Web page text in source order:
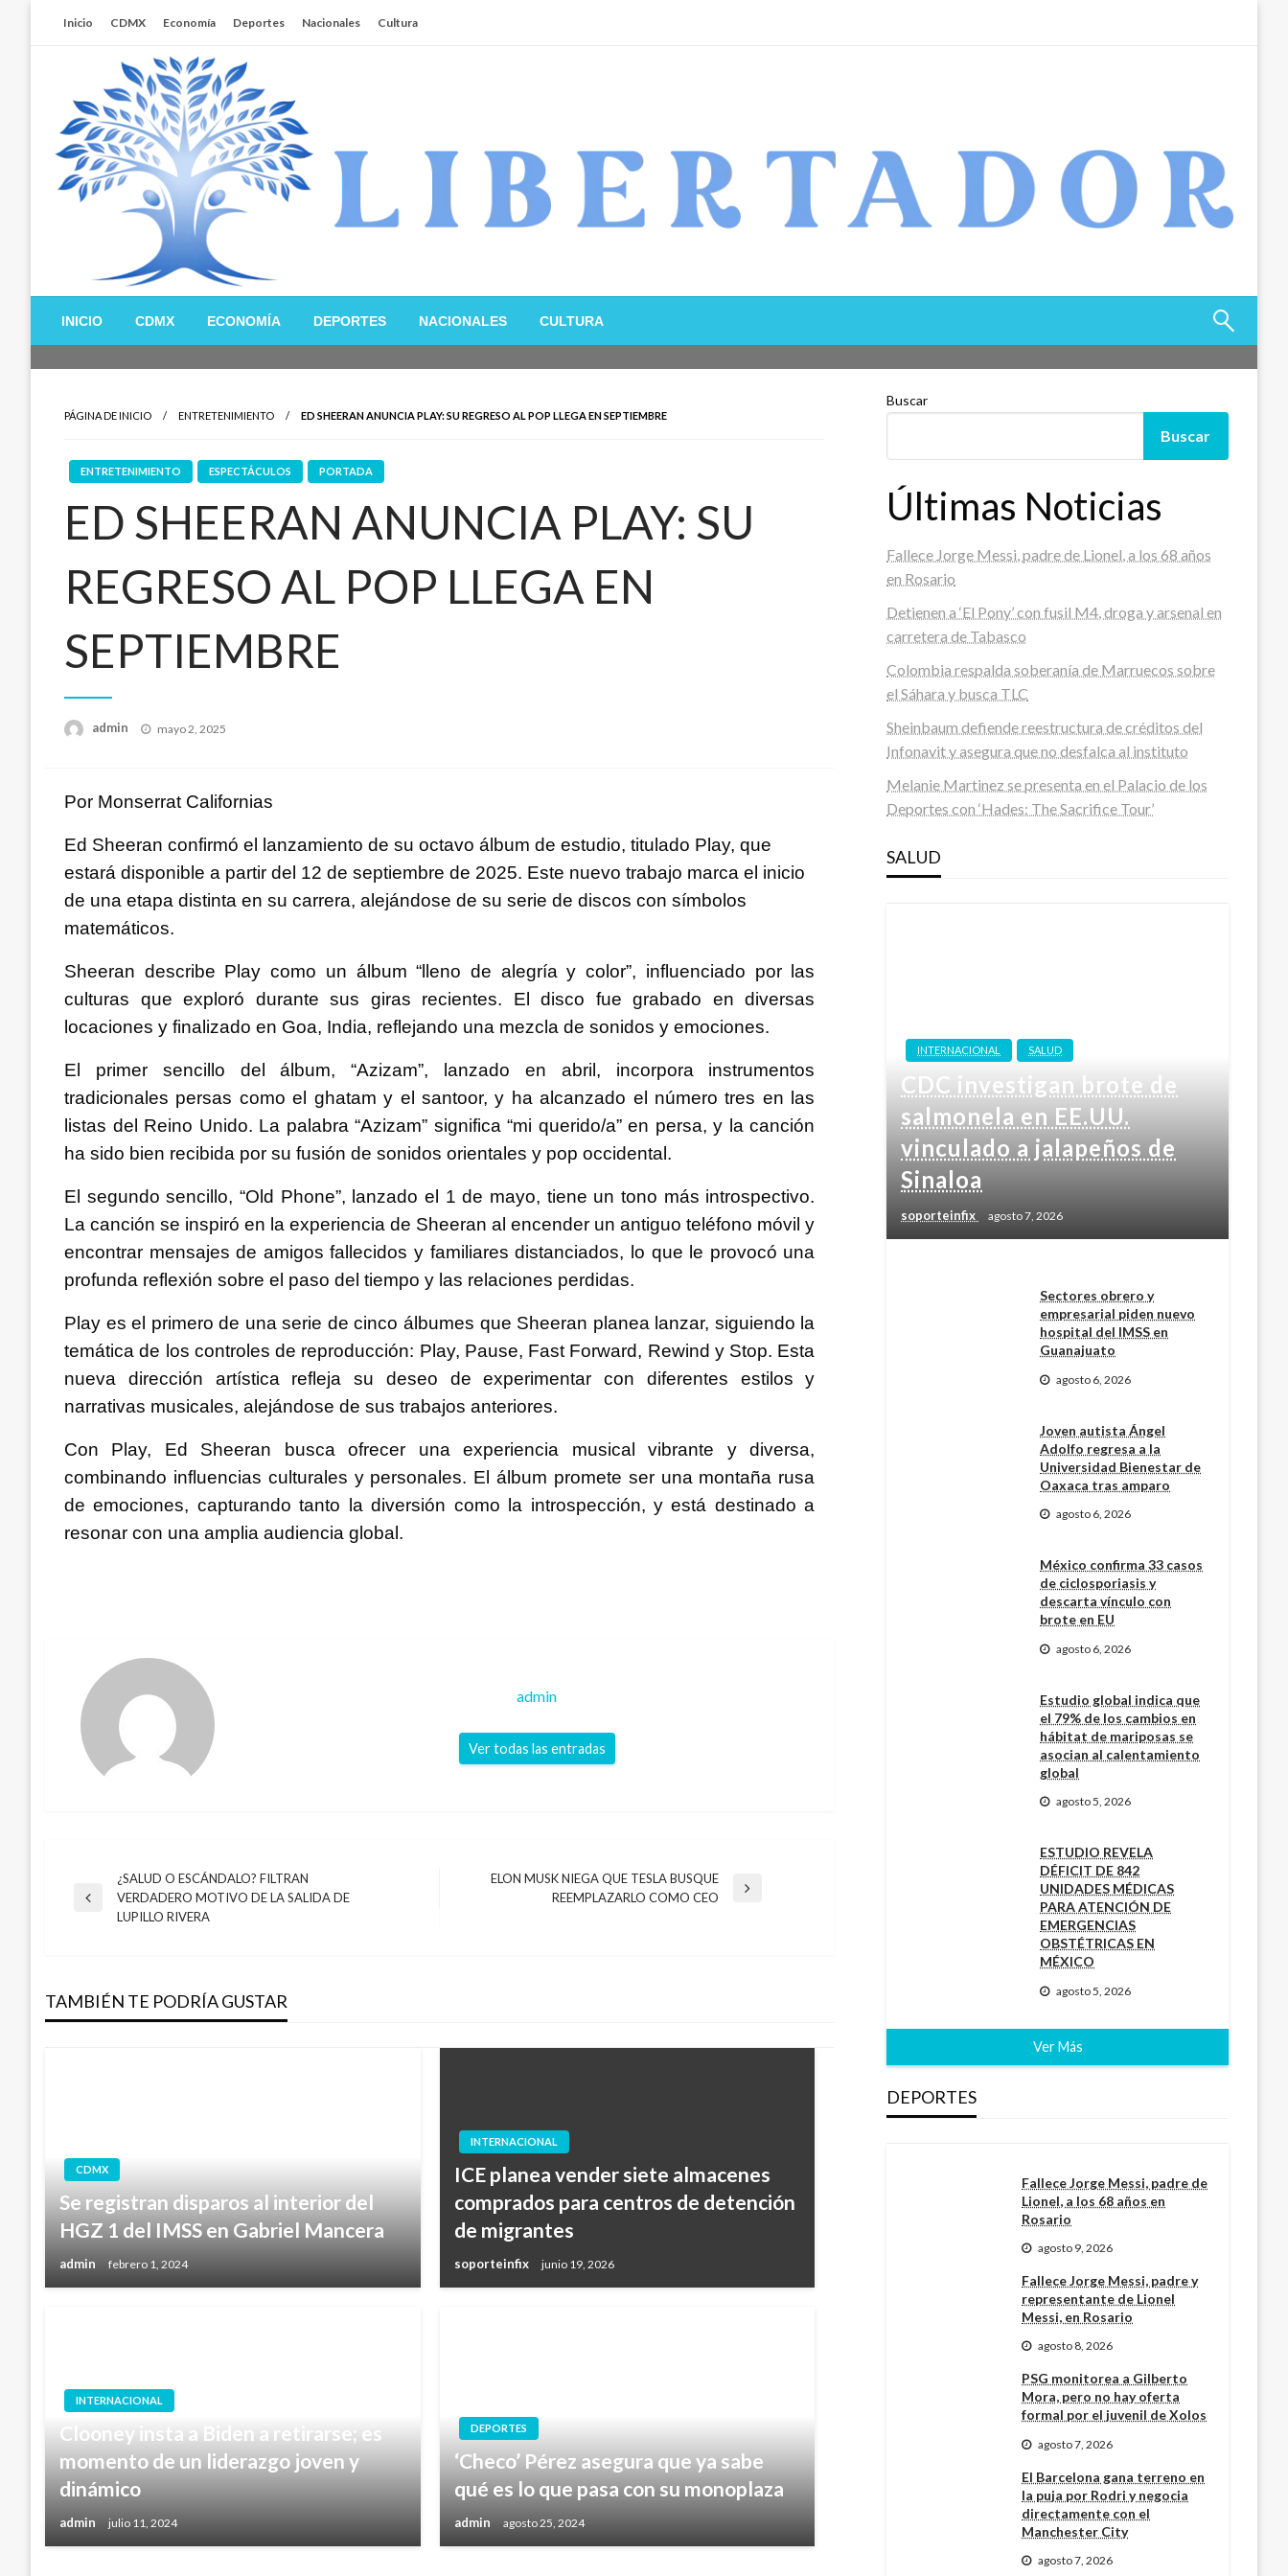
Inicio CDMX Economía Deportes Nacionales Cultura
Libertador MX
INICIO CDMX ECONOMÍA DEPORTES NACIONALES CULTURA
PÁGINA DE INICIO ENTRETENIMIENTO ED SHEERAN ANUNCIA PLAY: SU REGRESO AL POP LLEGA EN SEPTIEMBRE
ENTRETENIMIENTO ESPECTÁCULOS PORTADA
ED SHEERAN ANUNCIA PLAY: SU
REGRESO AL POP LLEGA EN
SEPTIEMBRE
admin
Publicado
mayo 2, 2025
Por Monserrat Californias
Ed Sheeran confirmó el lanzamiento de su octavo álbum de estudio, titulado Play, que
estará disponible a partir del 12 de septiembre de 2025. Este nuevo trabajo marca el inicio
de una etapa distinta en su carrera, alejándose de su serie de discos con símbolos
matemáticos.
Sheeran describe Play como un álbum “lleno de alegría y color”, influenciado por las
culturas que exploró durante sus giras recientes. El disco fue grabado en diversas
locaciones y finalizado en Goa, India, reflejando una mezcla de sonidos y emociones.
El primer sencillo del álbum, “Azizam”, lanzado en abril, incorpora instrumentos
tradicionales persas como el ghatam y el santoor, y ha alcanzado el número tres en las
listas del Reino Unido. La palabra “Azizam” significa “mi querido/a” en persa, y la canción
ha sido bien recibida por su fusión de sonidos orientales y pop occidental.
El segundo sencillo, “Old Phone”, lanzado el 1 de mayo, tiene un tono más introspectivo.
La canción se inspiró en la experiencia de Sheeran al encender un antiguo teléfono móvil y
encontrar mensajes de amigos fallecidos y familiares distanciados, lo que le provocó una
profunda reflexión sobre el paso del tiempo y las relaciones perdidas.
Play es el primero de una serie de cinco álbumes que Sheeran planea lanzar, siguiendo la
temática de los controles de reproducción: Play, Pause, Fast Forward, Rewind y Stop. Esta
nueva dirección artística refleja su deseo de experimentar con diferentes estilos y
narrativas musicales, alejándose de sus trabajos anteriores.
Con Play, Ed Sheeran busca ofrecer una experiencia musical vibrante y diversa,
combinando influencias culturales y personales. El álbum promete ser una montaña rusa
de emociones, capturando tanto la diversión como la introspección, y está destinado a
resonar con una amplia audiencia global.
admin
Ver todas las entradas
Navegación
entradas
Entrada
anterior
¿SALUD O ESCÁNDALO? FILTRAN
VERDADERO MOTIVO DE LA SALIDA DE
LUPILLO RIVERA
ELON MUSK NIEGA QUE TESLA BUSQUE
REEMPLAZARLO COMO CEO
TAMBIÉN TE PODRÍA GUSTAR
CDMX
Se registran disparos al interior del
HGZ 1 del IMSS en Gabriel Mancera
admin febrero 1, 2024
INTERNACIONAL
ICE planea vender siete almacenes
comprados para centros de detención
de migrantes
soporteinfix junio 19, 2026
INTERNACIONAL
Clooney insta a Biden a retirarse; es
momento de un liderazgo joven y
dinámico
admin julio 11, 2024
DEPORTES
‘Checo’ Pérez asegura que ya sabe
qué es lo que pasa con su monoplaza
admin agosto 25, 2024
Buscar
Buscar
Últimas Noticias
Fallece Jorge Messi, padre de Lionel, a los 68 años
en Rosario
Detienen a ‘El Pony’ con fusil M4, droga y arsenal en
carretera de Tabasco
Colombia respalda soberanía de Marruecos sobre
el Sáhara y busca TLC
Sheinbaum defiende reestructura de créditos del
Infonavit y asegura que no desfalca al instituto
Melanie Martinez se presenta en el Palacio de los
Deportes con ‘Hades: The Sacrifice Tour’
SALUD
INTERNACIONAL SALUD
CDC investigan brote de
salmonela en EE.UU.
vinculado a jalapeños de
Sinaloa
soporteinfix agosto 7, 2026
Sectores obrero y
empresarial piden nuevo
hospital del IMSS en
Guanajuato
agosto 6, 2026
Joven autista Ángel
Adolfo regresa a la
Universidad Bienestar de
Oaxaca tras amparo
agosto 6, 2026
México confirma 33 casos
de ciclosporiasis y
descarta vínculo con
brote en EU
agosto 6, 2026
Estudio global indica que
el 79% de los cambios en
hábitat de mariposas se
asocian al calentamiento
global
agosto 5, 2026
ESTUDIO REVELA
DÉFICIT DE 842
UNIDADES MÉDICAS
PARA ATENCIÓN DE
EMERGENCIAS
OBSTÉTRICAS EN
MÉXICO
agosto 5, 2026
Ver Más
DEPORTES
Fallece Jorge Messi, padre de
Lionel, a los 68 años en
Rosario
agosto 9, 2026
Fallece Jorge Messi, padre y
representante de Lionel
Messi, en Rosario
agosto 8, 2026
PSG monitorea a Gilberto
Mora, pero no hay oferta
formal por el juvenil de Xolos
agosto 7, 2026
El Barcelona gana terreno en
la puja por Rodri y negocia
directamente con el
Manchester City
agosto 7, 2026